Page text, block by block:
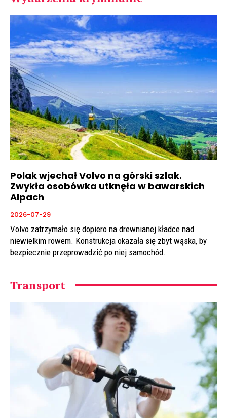
Polak wjechał Volvo na górski szlak.
Zwykła osobówka utknęła w bawarskich
Alpach
2026-07-29
Volvo zatrzymało się dopiero na drewnianej kładce nad
niewielkim rowem. Konstrukcja okazała się zbyt wąska, by
bezpiecznie przeprowadzić po niej samochód.
Transport